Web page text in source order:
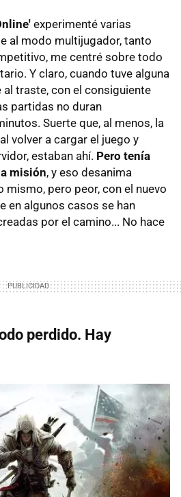
experimenté varias
al modo multijugador, tanto
me centré sobre todo
Y claro, cuando tuve alguna
traste, con el consiguiente
partidas no duran
Suerte que, al menos, la
volver a cargar el juego y
estaban ahí. Pero tenía
misión, y eso desanima
mismo, pero peor, con el nuevo
en algunos casos se han
por el camino... No hace
perdido. Hay